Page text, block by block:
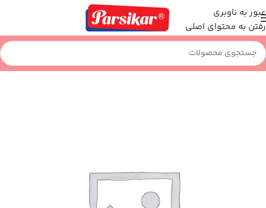
عبور به ناوبری
رفتن به محتوای اصلی
خانه اداری و بایگانی جاقلمی